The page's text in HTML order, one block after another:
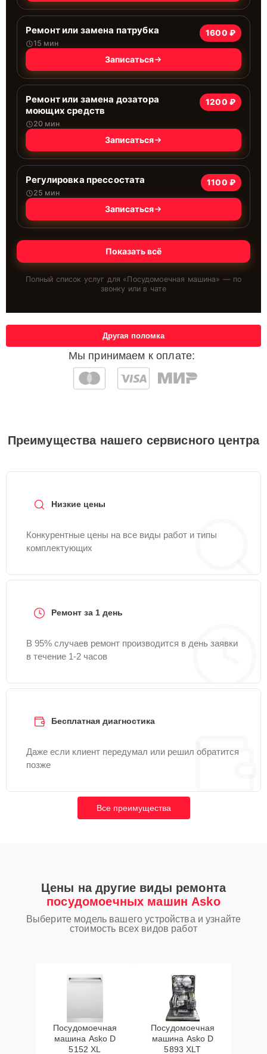
Ремонт или замена патрубка
15 мин
1600 ₽
Записаться
Ремонт или замена дозатора
моющих средств
20 мин
1200 ₽
Записаться
Регулировка прессостата
25 мин
1100 ₽
Записаться
Показать всё
Полный список услуг для «Посудомоечная машина» — по
звонку или в чате
Мы принимаем к оплате:
Другая поломка
Преимущества нашего сервисного центра
Низкие цены
Конкурентные цены на все виды работ и типы
комплектующих
Ремонт за 1 день
В 95% случаев ремонт производится в день заявки
в течение 1-2 часов
Бесплатная диагностика
Даже если клиент передумал или решил обратится
позже
Все преимущества
Цены на другие виды ремонта
посудомоечных машин Asko
Выберите модель вашего устройства и узнайте
стоимость всех видов работ
Посудомоечная
машина Asko D
5152 XL
Посудомоечная
машина Asko D
5893 XLT